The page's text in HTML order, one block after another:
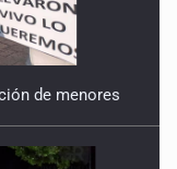
de menores